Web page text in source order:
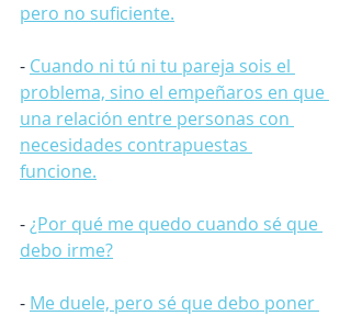
pero no suficiente.
- Cuando ni tú ni tu pareja sois el
problema, sino el empeñaros en que
una relación entre personas con
necesidades contrapuestas
funcione.
- ¿Por qué me quedo cuando sé que
debo irme?
- Me duele, pero sé que debo poner